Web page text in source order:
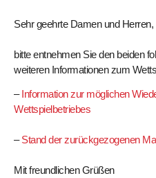
Sehr geehrte Damen und Herren,
bitte entnehmen Sie den beiden
weiteren Informationen zum
–Information zur möglichen
Wettspielbetriebes
–Stand der zurückgezogenen
Mit freundlichen Grüßen